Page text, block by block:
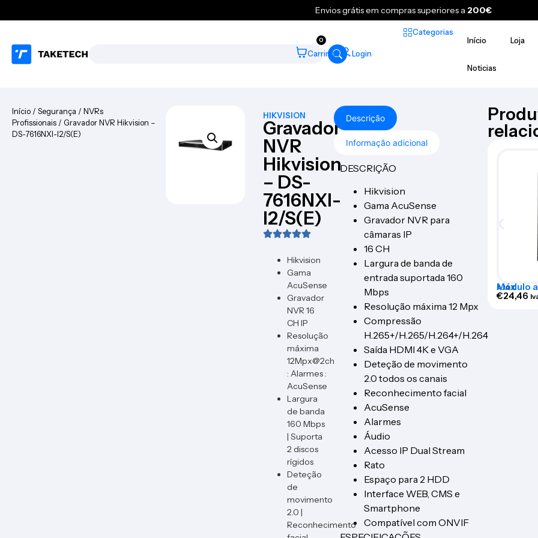
Envios grátis em compras superiores a 200€
0
Carrinho Login
Categorias
Início
Loja
Noticias
Início / Segurança / NVRs
Profissionais / Gravador NVR Hikvision –
DS-7616NXI-I2/S(E)
HIKVISION
Gravador
NVR
Hikvision
– DS-
7616NXI-
I2/S(E)
Hikvision
Gama
AcuSense
Gravador
NVR 16
CH IP
Resolução
máxima
12Mpx@2ch
: Alarmes :
AcuSense
Largura
de banda
160 Mbps
| Suporta
2 discos
rígidos
Deteção
de
movimento
2.0 |
Reconhecimento
Descrição
Informação adicional
DESCRIÇÃO
Hikvision
Gama AcuSense
Gravador NVR para
câmaras IP
16 CH
Largura de banda de
entrada suportada 160
Mbps
Resolução máxima 12 Mpx
Compressão
H.265+/H.265/H.264+/H.264
Saída HDMI 4K e VGA
Deteção de movimento
2.0 todos os canais
Reconhecimento facial
AcuSense
Alarmes
Áudio
Acesso IP Dual Stream
Rato
Espaço para 2 HDD
Interface WEB, CMS e
Smartphone
Compatível com ONVIF
AJAX
Módulo
para Ajax
– AJ-
€24,46